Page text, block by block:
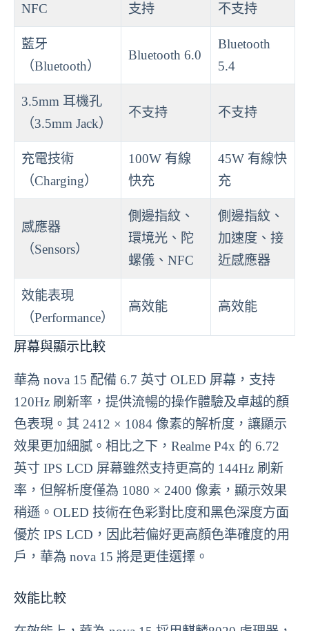
NFC 支持 不支持
藍牙
（Bluetooth）
Bluetooth 6.0
Bluetooth
5.4
3.5mm 耳機孔
（3.5mm Jack）
不支持 不支持
充電技術
（Charging）
100W 有線
快充
45W 有線快
充
感應器
（Sensors）
側邊指紋、
環境光、陀
螺儀、NFC
側邊指紋、
加速度、接
近感應器
效能表現
（Performance）
高效能 高效能
屏幕與顯示比較
華為 nova 15 配備 6.7 英寸 OLED 屏幕，支持
120Hz 刷新率，提供流暢的操作體驗及卓越的顏
色表現。其 2412 × 1084 像素的解析度，讓顯示
效果更加細膩。相比之下，Realme P4x 的 6.72
英寸 IPS LCD 屏幕雖然支持更高的 144Hz 刷新
率，但解析度僅為 1080 × 2400 像素，顯示效果
稍遜。OLED 技術在色彩對比度和黑色深度方面
優於 IPS LCD，因此若偏好更高顏色準確度的用
戶，華為 nova 15 將是更佳選擇。
效能比較